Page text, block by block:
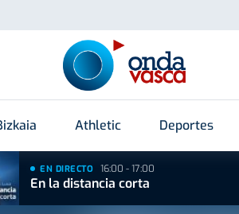
Athletic Deportes
EN DIRECTO 16:00 - 17:00
En la distancia corta